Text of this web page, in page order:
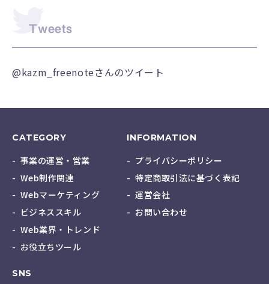
Tweets
@kazm_freenoteさんのツイート
CATEGORY
事業の運営・営業
Web制作関連
Webマーケティング
ビジネススキル
Web業界・トレンド
お役立ちツール
INFORMATION
プライバシーポリシー
特定商取引法に基づく表記
運営会社
お問い合わせ
SNS